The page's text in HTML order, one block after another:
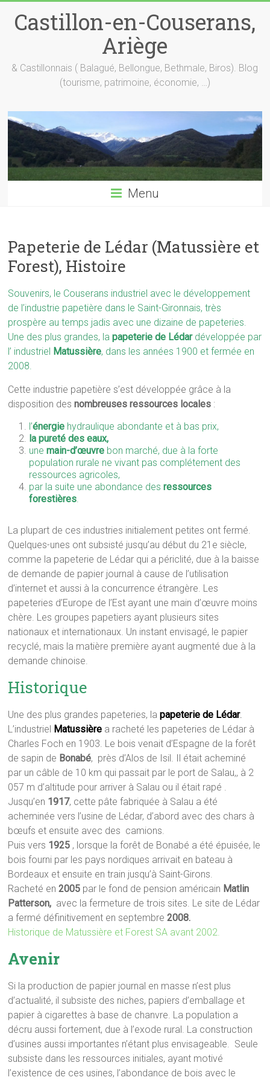
contentCastillon-en-Couserans,
Ariège
& Castillonnais ( Balagué, Bellongue, Bethmale, Biros). Blog
(tourisme, patrimoine, économie, …)
Menu
Papeterie de Lédar (Matussière et
Forest), Histoire
Souvenirs, le Couserans industriel avec le développement
de l’industrie papetière dans le Saint-Gironnais, très
prospère au temps jadis avec une dizaine de papeteries.
Une des plus grandes, lapapeterie de Lédardéveloppée par
l’ industriel Matussière, dans les années 1900 et fermée en
2008.
Cette industrie papetière s’est développée grâce à la
disposition desnombreuses ressources locales :
l’énergie hydraulique abondante et à bas prix,
la pureté des eaux,
unemain-d’œuvre bon marché, due à la forte
population rurale ne vivant pas complétement des
ressources agricoles,
par la suite une abondance desressources
forestières
La plupart de ces industries initialement petites ont fermé.
Quelques-unes ont subsisté jusqu’au début du 21e siècle,
comme la papeterie de Lédar qui a périclité, due à la baisse
de demande de papier journal à cause de l’utilisation
d’internet et aussi à la concurrence étrangère. Les
papeteries d’Europe de l’Est ayant une main d’œuvre moins
chère. Les groupes papetiers ayant plusieurs sites
nationaux et internationaux. Un instant envisagé, le papier
recyclé, mais la matière première ayant augmenté due à la
demande chinoise.
Historique
Une des plus grandes papeteries, lapapeterie de Lédar.
L’industriel Matussière a racheté les papeteries de Lédar à
Charles Foch en 1903. Le bois venait d’Espagne de la forêt
de sapin de Bonabé, près d’Alos de Isil. Il était acheminé
par un câble de 10 km qui passait par le port de Salau,, à 2
057 m d’altitude pour arriver à Salau ou il était rapé .
Jusqu’en 1917, cette pâte fabriquée à Salau a été
acheminée vers l’usine de Lédar, d’abord avec des chars à
bœufs et ensuite avec des camions.
Puis vers 1925 , lorsque la forêt de Bonabé a été épuisée, le
bois fourni par les pays nordiques arrivait en bateau à
Bordeaux et ensuite en train jusqu’à Saint-Girons.
Racheté en2005 par le fond de pension américain Matlin
Patterson, avec la fermeture de trois sites. Le site de Lédar
a fermé définitivement en septembre 2008.
Historique de Matussière et Forest SA avant 2002.
Avenir
Si la production de papier journal en masse n’est plus
d’actualité, il subsiste des niches, papiers d’emballage et
papier à cigarettes à base de chanvre. La population a
décru aussi fortement, due à l’exode rural. La construction
d’usines aussi importantes n’étant plus envisageable. Seule
subsiste dans les ressources initiales, ayant motivé
l’existence de ces usines, l’abondance de bois avec le